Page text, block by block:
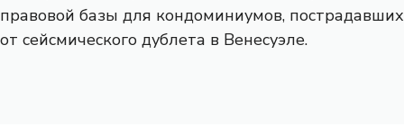
правовой базы для кондоминиумов, пострадавших
от сейсмического дублета в Венесуэле.